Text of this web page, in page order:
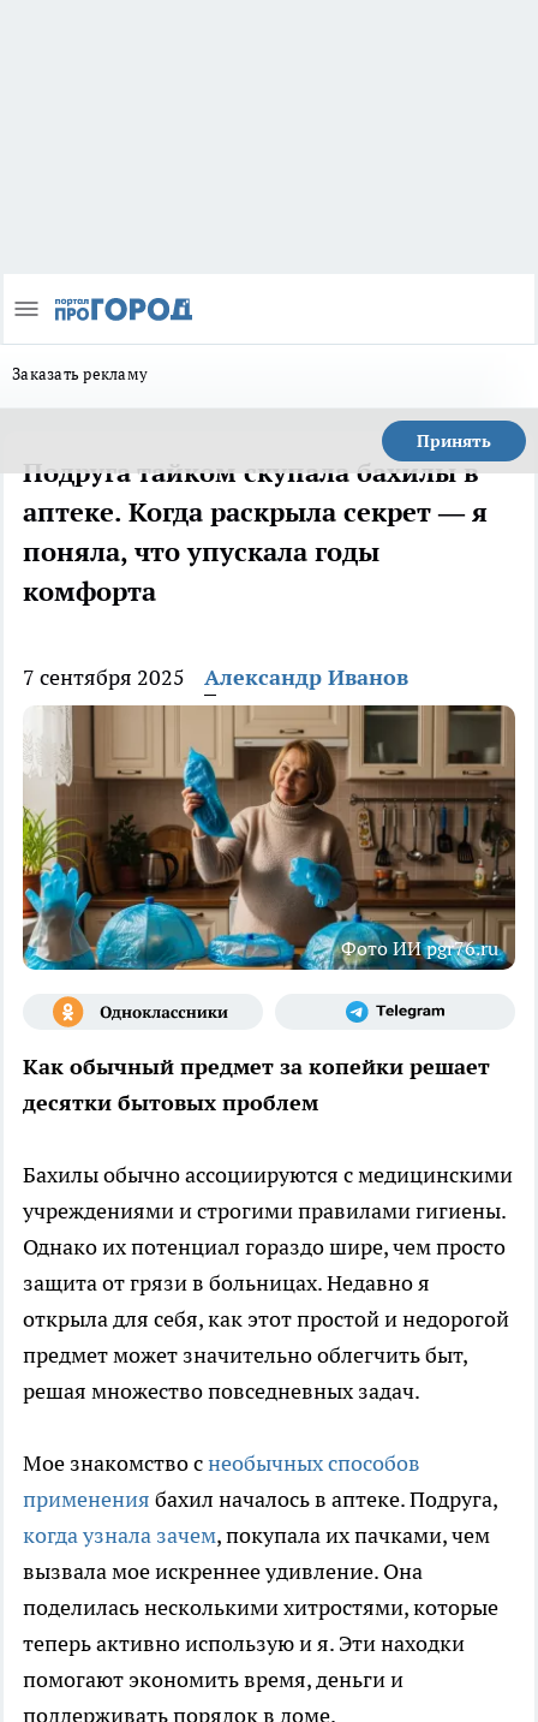
Заказать рекламу
Принять
Подруга тайком скупала бахилы в
аптеке. Когда раскрыла секрет — я
поняла, что упускала годы
комфорта
7 сентября 2025 Александр Иванов
Фото ИИ pgr76.ru
Как обычный предмет за копейки решает
десятки бытовых проблем
Бахилы обычно ассоциируются с медицинскими
учреждениями и строгими правилами гигиены.
Однако их потенциал гораздо шире, чем просто
защита от грязи в больницах. Недавно я
открыла для себя, как этот простой и недорогой
предмет может значительно облегчить быт,
решая множество повседневных задач.
Мое знакомство снеобычных способов
применения бахил началось в аптеке. Подруга,
когда узнала зачем, покупала их пачками, чем
вызвала мое искреннее удивление. Она
поделилась несколькими хитростями, которые
теперь активно использую и я. Эти находки
помогают экономить время, деньги и
поддерживать порядок в доме.